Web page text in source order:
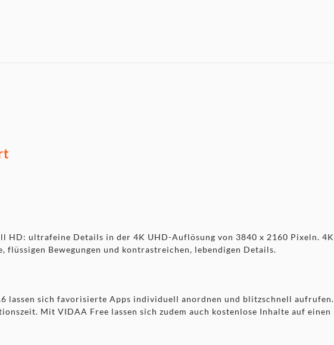
ultrafeine Details in der 4K UHD-Auflösung von 3840 x 2160 Pixeln. 4K
Bewegungen und kontrastreichen, lebendigen Details.
lassen sich favorisierte Apps individuell anordnen und blitzschnell aufrufen.
Mit VIDAA Free lassen sich zudem auch kostenlose Inhalte auf einen